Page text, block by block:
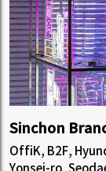
Sinchon
OffiK, B2F,